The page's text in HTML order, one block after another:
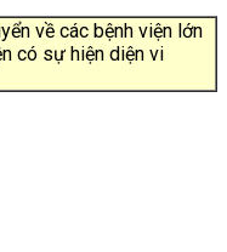
về các bệnh viện lớn
có sự hiện diện vi